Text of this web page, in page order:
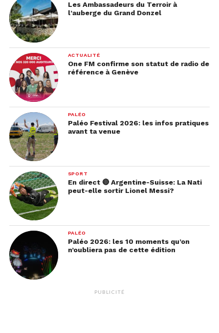
Les Ambassadeurs du Terroir à
l’auberge du Grand Donzel
ACTUALITÉ
One FM confirme son statut de radio de
référence à Genève
PALÉO
Paléo Festival 2026: les infos pratiques
avant ta venue
SPORT
En direct 🔴 Argentine-Suisse: La Nati
peut-elle sortir Lionel Messi?
PALÉO
Paléo 2026: les 10 moments qu’on
n’oubliera pas de cette édition
PUBLICITÉ